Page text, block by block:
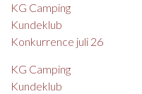
KG Camping
Kundeklub
Konkurrence juli 26
KG Camping
Kundeklub